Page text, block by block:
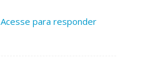
Acesse para responder